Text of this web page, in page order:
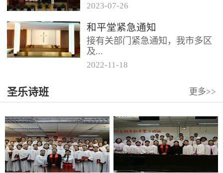
联合诗班在叶海莲牧师的带领
下，先后到访基督教和平堂、深
圳堂。 上午和平堂教...
2023-07-26
和平堂紧急通知
接有关部门紧急通知，我市多区
及...
况比较复杂。基督教和平堂自11
月19日起，执行实施“双暂停”
2022-11 -18
圣乐诗班 更多>>